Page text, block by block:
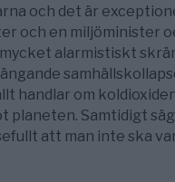
och det är
och en miljöminister
alarmistiskt
handlar om
planeten. Samtidigt
att man inte ska